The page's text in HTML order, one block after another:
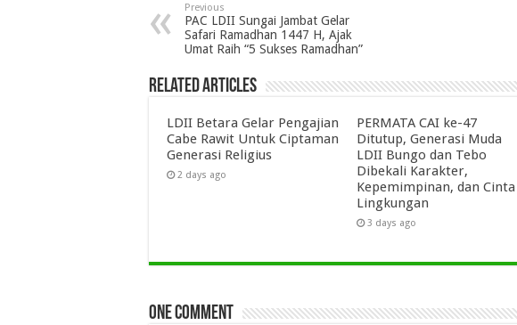
Previous
PAC LDII Sungai Jambat Gelar
Safari Ramadhan 1447 H, Ajak
Umat Raih “5 Sukses Ramadhan”
Related Articles
LDII Betara Gelar Pengajian
Cabe Rawit Untuk Ciptaman
Generasi Religius
2 days ago
PERMATA CAI ke-47
Ditutup, Generasi Muda
LDII Bungo dan Tebo
Dibekali Karakter,
Kepemimpinan, dan Cinta
Lingkungan
3 days ago
One comment